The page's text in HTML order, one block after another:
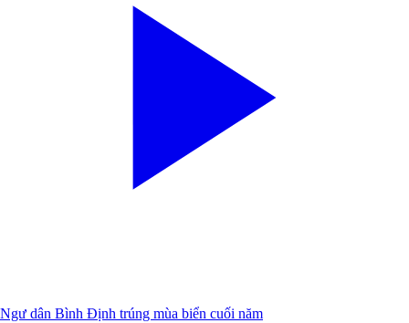
Ngư dân Bình Định trúng mùa biển cuối năm